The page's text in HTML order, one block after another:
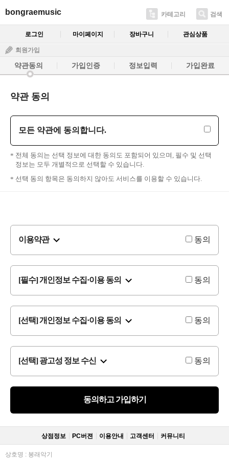
bongraemusic 카테고리 검색
로그인 마이페이지 장바구니 관심상품
회원가입
약관동의 가입인증 정보입력 가입완료
약관 동의
모든 약관에 동의합니다.
전체 동의는 선택 정보에 대한 동의도 포함되어 있으며, 필수 및 선택
정보는 모두 개별적으로 선택할 수 있습니다.
선택 동의 항목은 동의하지 않아도 서비스를 이용할 수 있습니다.
이용약관 동의
[필수] 개인정보 수집·이용 동의 동의
[선택] 개인정보 수집·이용 동의 동의
[선택] 광고성 정보 수신 동의
동의하고 가입하기
상점정보 PC버젼 이용안내 고객센터 커뮤니티
상호명 : 봉래악기